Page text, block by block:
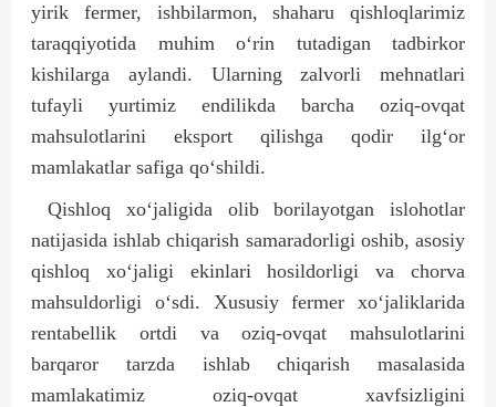
yirik fermer, ishbilarmon, shaharu qishloqlarimiz
taraqqiyotida muhim o‘rin tutadigan tadbirkor
kishilarga aylandi. Ularning zalvorli mehnatlari
tufayli yurtimiz endilikda barcha oziq-ovqat
mahsulotlarini eksport qilishga qodir ilg‘or
mamlakatlar safiga qo‘shildi.
Qishloq xo‘jaligida olib borilayotgan islohotlar
natijasida ishlab chiqarish samaradorligi oshib, asosiy
qishloq xo‘jaligi ekinlari hosildorligi va chorva
mahsuldorligi o‘sdi. Xususiy fermer xo‘jaliklarida
rentabellik ortdi va oziq-ov­qat mahsulotlarini
barqaror tarzda ishlab chiqarish masalasida
mamlakatimiz oziq-ovqat xavfsizligini